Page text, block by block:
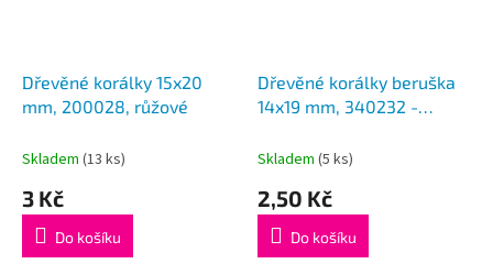
Dřevěné korálky 15x20
mm, 200028, růžové
Skladem (13 ks)
3 Kč
Do košíku
Dřevěné korálky beruška
14x19 mm, 340232 -
Skladem (5 ks)
2,50 Kč
Do košíku